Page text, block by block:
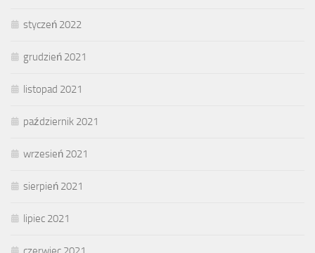
styczeń 2022
grudzień 2021
listopad 2021
październik 2021
wrzesień 2021
sierpień 2021
lipiec 2021